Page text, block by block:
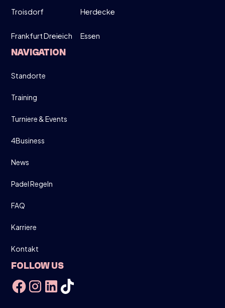
19:00-21:30
DIRECT INSCHRIJVEN
Troisdorf Herdecke
Frankfurt Dreieich Essen
NAVIGATION
Standorte
Training
Turniere & Events
4Business
News
Padel Regeln
FAQ
Karriere
Kontakt
FOLLOW US